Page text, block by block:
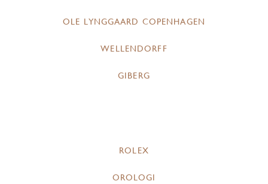
OLE LYNGGAARD COPENHAGEN
WELLENDORFF
GIBERG
ROLEX
OROLOGI